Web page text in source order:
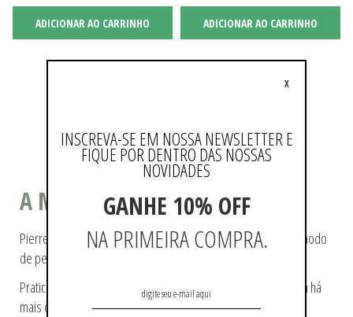
ADICIONAR AO CARRINHO ADICIONAR AO CARRINHO
A MODA COMO ESTILO DE VIDA
Pierre Cardin ajudou a tecer a história da moda, pioneiro no modo
de pensá-la e de reproduzi-la.
Praticidade e modernidade fazem parte da essência da marca há
mais de 60 anos.
INSCREVA-SE EM NOSSA NEWSLETTER E
FIQUE POR DENTRO DAS NOSSAS
NOVIDADES
GANHE 10% OFF
NA PRIMEIRA COMPRA.
X